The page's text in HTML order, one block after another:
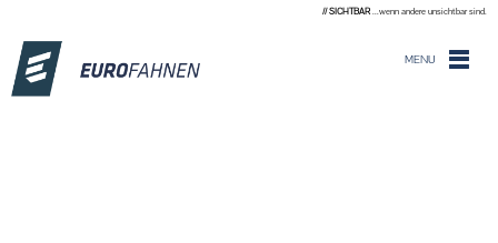
// SICHTBAR ...wenn andere unsichtbar sind.
MENU